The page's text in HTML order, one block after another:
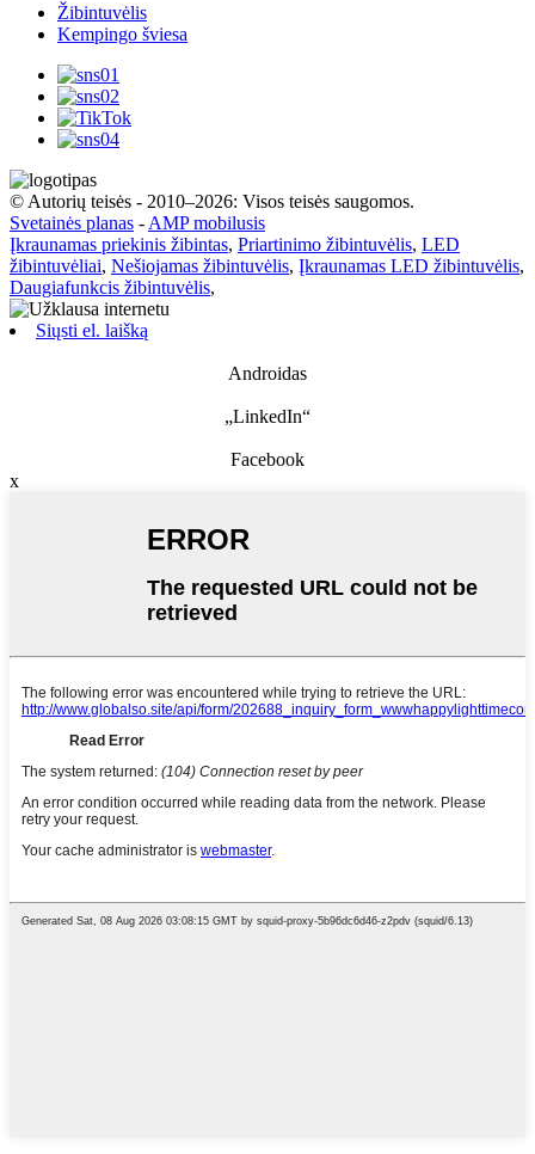
Žibintuvėlis
Kempingo šviesa
© Autorių teisės - 2010–2026: Visos teisės saugomos.
Svetainės planas - AMP mobilusis
Įkraunamas priekinis žibintas, Priartinimo žibintuvėlis, LED
žibintuvėliai, Nešiojamas žibintuvėlis, Įkraunamas LED žibintuvėlis,
Daugiafunkcis žibintuvėlis,
Siųsti el. laišką
Androidas
„LinkedIn“
Facebook
x